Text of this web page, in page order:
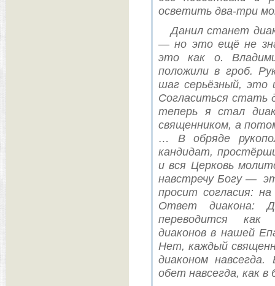
осветить два-три
Данил станет
— но это ещё не
это как о.
положили в гроб.
шаг серьёзный, это
Согласиться стать
теперь я стал
священником, а
… В обряде
кандидат,
и вся Церковь
навстречу Богу —
просит согласия:
Ответ диакона:
переводится как
диаконов в нашей
Нет, каждый
диаконом
обет навсегда, как в